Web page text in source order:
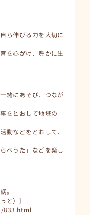
ら伸びる力を大切に
を心がけ、豊かに生
緒にあそび、つなが
をとおして地域の
動などをとおして、
べうた」などを楽し
。
と）〕
833.html